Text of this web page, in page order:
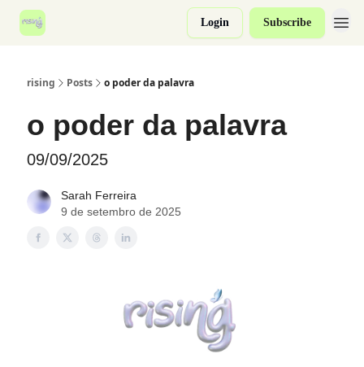
Login Subscribe
rising Posts o poder da palavra
o poder da palavra
09/09/2025
Sarah Ferreira
9 de setembro de 2025